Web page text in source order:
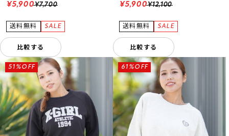
¥7,700
¥5,900
比較する
¥12,100
¥5,900
比較する
51%OFF 61%OFF